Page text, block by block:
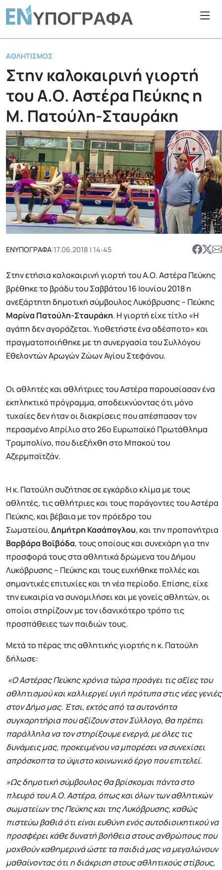
ΑΘΛΗΤΙΣΜΌΣ
Στην καλοκαιρινή γιορτή
του Α.Ο. Αστέρα Πεύκης η
Μ. Πατούλη-Σταυράκη
ΕΝΥΠΟΓΡΑΦΑ|17.06.2018 | 14:45
Στην ετήσια καλοκαιρινή γιορτή του Α.Ο. Αστέρα Πεύκης
βρέθηκε το βράδυ του Σαββάτου 16 Ιουνίου 2018 η
ανεξάρτητη δημοτική σύμβουλος Λυκόβρυσης – Πεύκης
Μαρίνα Πατούλη-Σταυράκη. Η γιορτή είχε τίτλο «Η
αγάπη δεν αγοράζεται. Υιοθετήστε ένα αδέσποτο» και
πραγματοποιήθηκε με τη συνεργασία του Συλλόγου
Εθελοντών Αρωγών Ζώων Αγίου Στεφάνου.
Οι αθλητές και αθλήτριες του Αστέρα παρουσίασαν ένα
εκπληκτικό πρόγραμμα, αποδεικνύοντας ότι μόνο
τυχαίες δεν ήταν οι διακρίσεις που απέσπασαν τον
περασμένο Απρίλιο στο 26ο Ευρωπαϊκό Πρωτάθλημα
Τραμπολίνο, που διεξήχθη στο Μπακού του
Αζερμπαϊτζάν.
Η κ. Πατούλη συζήτησε σε εγκάρδιο κλίμα με τους
αθλητές, τις αθλήτριες και τους παράγοντες του Αστέρα
Πεύκης, και βέβαια με τον πρόεδρο του
Σωματείου,Δημήτρη Κασάπογλου, και την προπονήτρια
Βαρβάρα Βοϊβόδα, τους οποίους και συνεχάρη για την
προσφορά τους στα αθλητικά δρώμενα του Δήμου
Λυκόβρυσης – Πεύκης και τους ευχήθηκε πολλές και
σημαντικές επιτυχίες και τη νέα περίοδο. Επίσης, είχε
την ευκαιρία να συνομιλήσει και με γονείς αθλητών, οι
οποίοι στηρίζουν με τον ιδανικότερο τρόπο τις
προσπάθειες των παιδιών τους.
Μετά το πέρας της αθλητικής γιορτής η κ. Πατούλη
δήλωσε:
«Ο Αστέρας Πεύκης χρόνια τώρα προάγει τις αξίες του
αθλητισμού και καλλιεργεί υγιή πρότυπα στις νέες γενιές
στον Δήμο μας. Έτσι, εκτός από τα αυτονόητα
συγχαρητήρια που αξίζουν στον Σύλλογο, θα πρέπει
παράλληλα να τον στηρίξουμε ενεργά, με όλες τις
δυνάμεις μας, προκειμένου να μπορέσει να συνεχίσει
απρόσκοπτα το ύψιστο κοινωνικό έργο που επιτελεί.
»Ως δημοτική σύμβουλος θα βρίσκομαι πάντα στο
πλευρό του Α.Ο. Αστέρα, όπως και όλων των αθλητικών
σωματείων της Πεύκης και της Λυκόβρυσης, καθώς
πιστεύω βαθιά ότι είναι ευθύνη ενός αυτοδιοικητικού να
προσφέρει κάθε δυνατή βοήθεια στους ανθρώπους που
μοχθούν καθημερινά ώστε τα παιδιά μας να μεγαλώνουν
μαθαίνοντας ότι η διάκριση στους αθλητικούς στίβους,